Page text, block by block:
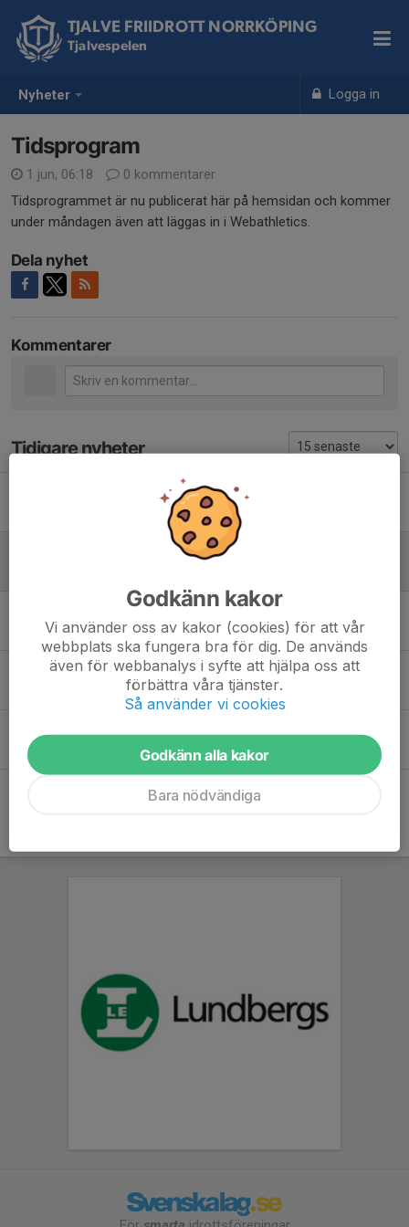
Nyheter Logga in
TJALVE FRIIDROTT NORRKÖPING
Tjalvespelen
Tidsprogram
1 jun, 06:18
0 kommentarer
Tidsprogrammet är nu publicerat här på hemsidan och kommer
under måndagen även att läggas in i Webathletics.
Dela nyhet
Kommentarer
Tidigare nyheter
Strukna grenar
30 maj, 08:19 0
Inbjudan 2026
14 apr, 16:00 1
1
Godkänn kakor
Vi använder oss av kakor (cookies) för att vår
webbplats ska fungera bra för dig. De används
även för webbanalys i syfte att hjälpa oss att
förbättra våra tjänster.
Så använder vi cookies
Godkänn alla kakor
Bara nödvändiga